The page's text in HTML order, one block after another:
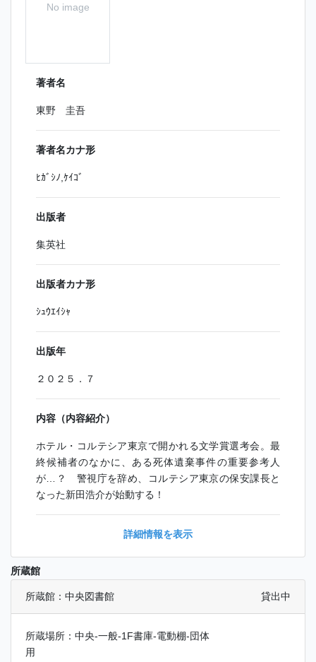
No image
著者名
東野 圭吾
著者名カナ形
ﾋｶﾞｼﾉ,ｹｲｺﾞ
出版者
集英社
出版者カナ形
ｼｭｳｴｲｼｬ
出版年
２０２５．７
内容（内容紹介）
ホテル・コルテシア東京で開かれる文学賞選考会。最
終候補者のなかに、ある死体遺棄事件の重要参考人
が…？ 警視庁を辞め、コルテシア東京の保安課長と
なった新田浩介が始動する！
詳細情報を表示
所蔵館
所蔵館：中央図書館 貸出中
所蔵場所：中央-一般-1F書庫-電動棚-団体
用